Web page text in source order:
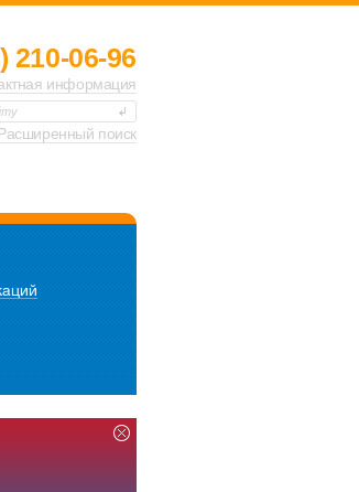
210-06-96
информация
поиск